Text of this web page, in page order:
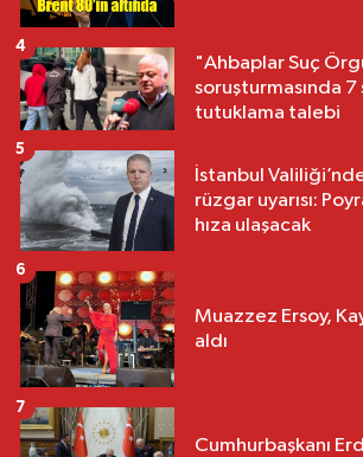
"Ahbaplar Suç
soruşturmasında 7
tutuklama talebi
4
İstanbul
rüzgar uyarısı:
hıza ulaşacak
5
Muazzez Ersoy,
aldı
6
Cumhurbaşkanı
7